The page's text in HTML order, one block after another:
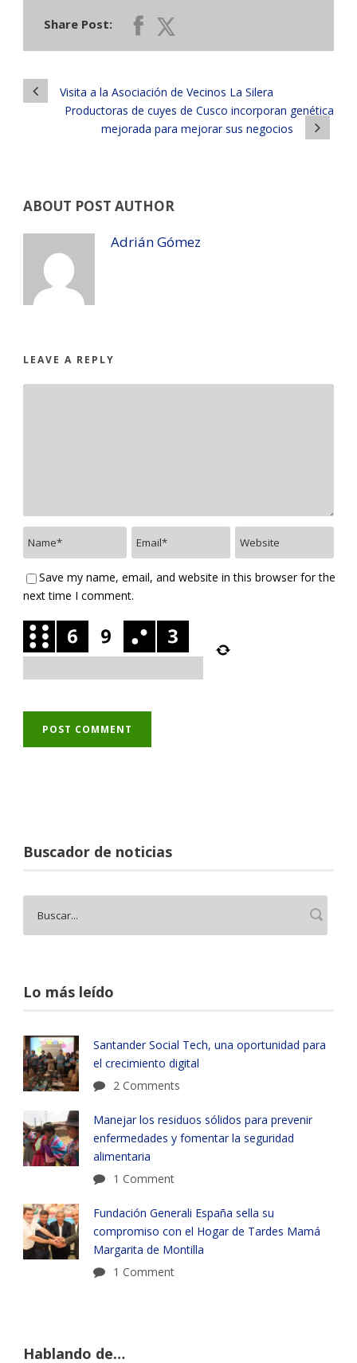
Share Post:
Visita a la Asociación de Vecinos La Silera
Productoras de cuyes de Cusco incorporan genética
mejorada para mejorar sus negocios
ABOUT POST AUTHOR
Adrián Gómez
LEAVE A REPLY
Save my name, email, and website in this browser for the
next time I comment.
Buscador de noticias
Lo más leído
Santander Social Tech, una oportunidad para
el crecimiento digital
2 Comments
Manejar los residuos sólidos para prevenir
enfermedades y fomentar la seguridad
alimentaria
1 Comment
Fundación Generali España sella su
compromiso con el Hogar de Tardes Mamá
Margarita de Montilla
1 Comment
Hablando de…